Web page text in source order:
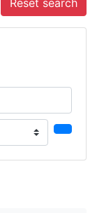
Reset search